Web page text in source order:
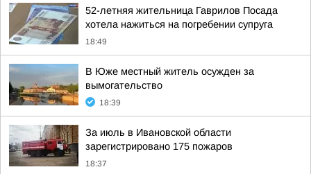
52-летняя жительница Гаврилов Посада
хотела нажиться на погребении супруга
18:49
В Юже местный житель осужден за
вымогательство
18:39
За июль в Ивановской области
зарегистрировано 175 пожаров
18:37